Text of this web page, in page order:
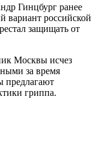
Гинцбург ранее
вариант российской
защищать от
Москвы исчез
за время
предлагают
гриппа.